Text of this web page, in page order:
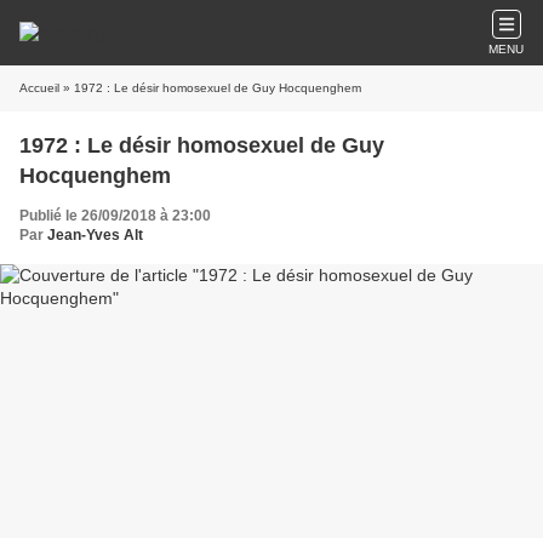
MENU
Accueil » 1972 : Le désir homosexuel de Guy Hocquenghem
1972 : Le désir homosexuel de Guy
Hocquenghem
Publié le 26/09/2018 à 23:00
Par Jean-Yves Alt